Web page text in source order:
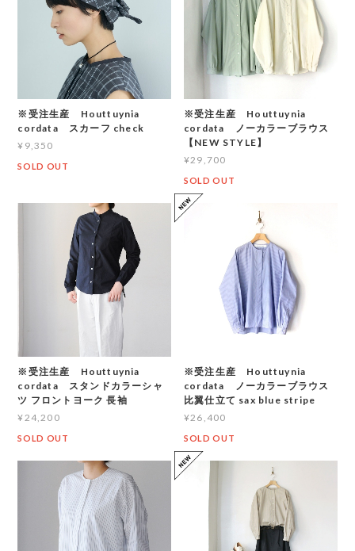
※受注生産 Houttuynia
cordata スカーフ check
¥9,350
SOLD OUT
※受注生産 Houttuynia
cordata ノーカラーブラウス
【NEW STYLE】
¥29,700
SOLD OUT
※受注生産 Houttuynia
cordata スタンドカラーシャ
ツ フロントヨーク 長袖
¥24,200
SOLD OUT
※受注生産 Houttuynia
cordata ノーカラーブラウス
比翼仕立て sax blue stripe
¥26,400
SOLD OUT